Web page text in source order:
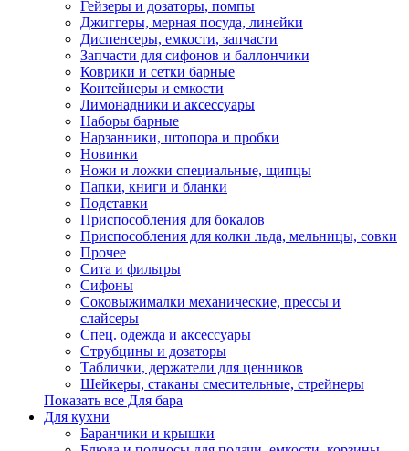
Гейзеры и дозаторы, помпы
Джиггеры, мерная посуда, линейки
Диспенсеры, емкости, запчасти
Запчасти для сифонов и баллончики
Коврики и сетки барные
Контейнеры и емкости
Лимонадники и аксессуары
Наборы барные
Нарзанники, штопора и пробки
Новинки
Ножи и ложки специальные, щипцы
Папки, книги и бланки
Подставки
Приспособления для бокалов
Приспособления для колки льда, мельницы, совки
Прочее
Сита и фильтры
Сифоны
Соковыжималки механические, прессы и
слайсеры
Спец. одежда и аксессуары
Струбцины и дозаторы
Таблички, держатели для ценников
Шейкеры, стаканы смесительные, стрейнеры
Показать все Для бара
Для кухни
Баранчики и крышки